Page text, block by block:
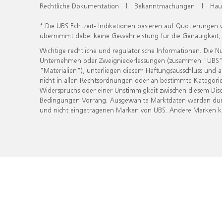
Rechtliche Dokumentation | Bekanntmachungen |
* Die UBS Echtzeit- Indikationen basieren auf
übernimmt dabei keine Gewährleistung für die
Wichtige rechtliche und regulatorische Informationen. Die
Unternehmen oder Zweigniederlassungen (zusammen
"Materialien"), unterliegen diesem Haftungsausschluss
nicht in allen Rechtsordnungen oder an bestimmte
Widerspruchs oder einer Unstimmigkeit zwischen diesem
Bedingungen Vorrang. Ausgewählte Marktdaten werden
und nicht eingetragenen Marken von UBS. Andere Marken